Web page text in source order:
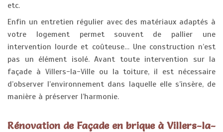
etc.
Enfin un entretien régulier avec des matériaux adaptés à
votre logement permet souvent de pallier une
intervention lourde et coûteuse… Une construction n’est
pas un élément isolé. Avant toute intervention sur la
façade à Villers-la-Ville ou la toiture, il est nécessaire
d’observer l’environnement dans laquelle elle s’insère, de
manière à préserver l’harmonie.
Rénovation de Façade en brique à Villers-la-